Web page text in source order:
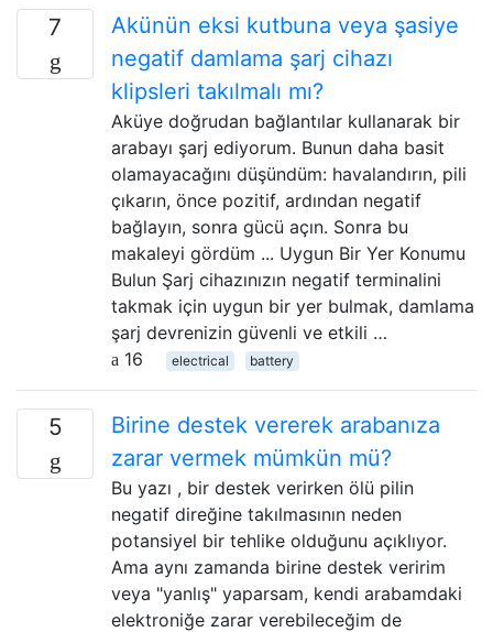
7
Akünün eksi kutbuna veya şasiye
negatif damlama şarj cihazı
klipsleri takılmalı mı?
Aküye doğrudan bağlantılar kullanarak bir
arabayı şarj ediyorum. Bunun daha basit
olamayacağını düşündüm: havalandırın, pili
çıkarın, önce pozitif, ardından negatif
bağlayın, sonra gücü açın. Sonra bu
makaleyi gördüm ... Uygun Bir Yer Konumu
Bulun Şarj cihazınızın negatif terminalini
takmak için uygun bir yer bulmak, damlama
şarj devrenizin güvenli ve etkili …
16
electrical battery
5
Birine destek vererek arabanıza
zarar vermek mümkün mü?
Bu yazı , bir destek verirken ölü pilin
negatif direğine takılmasının neden
potansiyel bir tehlike olduğunu açıklıyor.
Ama aynı zamanda birine destek veririm
veya "yanlış" yaparsam, kendi arabamdaki
elektroniğe zarar verebileceğim de